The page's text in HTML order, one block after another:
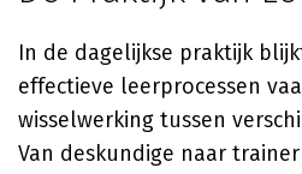
In de dagelijkse praktijk
effectieve leerprocessen
wisselwerking tussen
Van deskundige naar